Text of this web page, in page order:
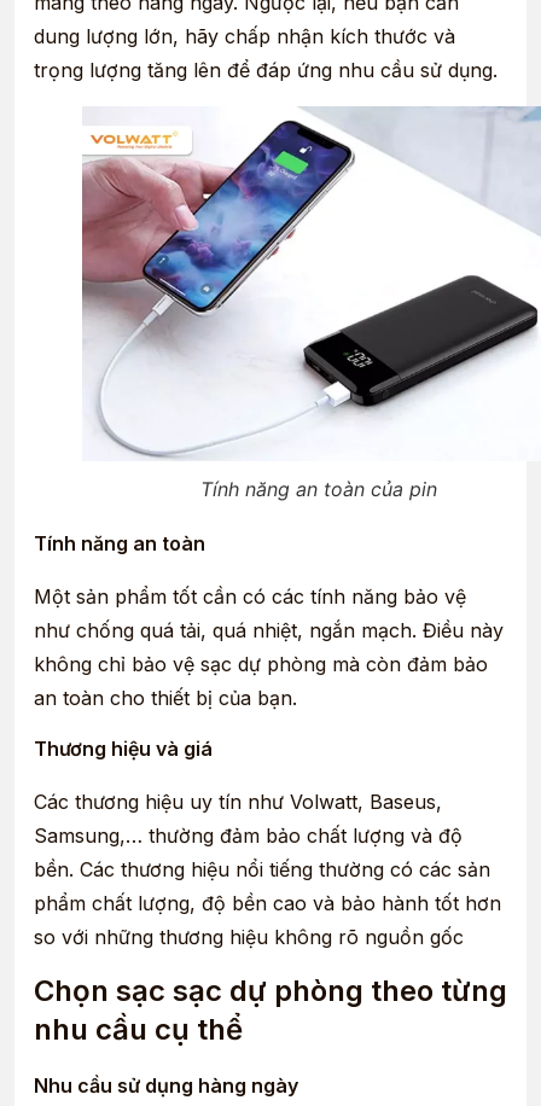
dung lượng lớn, hãy chấp nhận kích thước và
trọng lượng tăng lên để đáp ứng nhu cầu sử dụng.
Tính năng an toàn của pin
Tính năng an toàn
Một sản phẩm tốt cần có các tính năng bảo vệ
như chống quá tải, quá nhiệt, ngắn mạch. Điều này
không chỉ bảo vệ sạc dự phòng mà còn đảm bảo
an toàn cho thiết bị của bạn.
Thương hiệu và giá
Các thương hiệu uy tín như Volwatt, Baseus,
Samsung,… thường đảm bảo chất lượng và độ
bền. Các thương hiệu nổi tiếng thường có các sản
phẩm chất lượng, độ bền cao và bảo hành tốt hơn
so với những thương hiệu không rõ nguồn gốc
Chọn sạc sạc dự phòng theo từng
nhu cầu cụ thể
Nhu cầu sử dụng hàng ngày